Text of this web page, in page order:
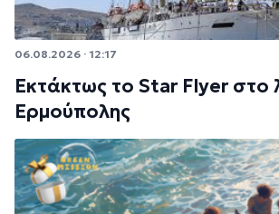
06.08.2026 · 12:17
Εκτάκτως το Star Flyer στο
Ερμούπολης